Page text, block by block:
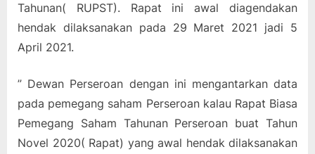
Tahunan( RUPST). Rapat ini awal diagendakan
hendak dilaksanakan pada 29 Maret 2021 jadi 5
April 2021.
” Dewan Perseroan dengan ini mengantarkan data
pada pemegang saham Perseroan kalau Rapat Biasa
Pemegang Saham Tahunan Perseroan buat Tahun
Novel 2020( Rapat) yang awal hendak dilaksanakan